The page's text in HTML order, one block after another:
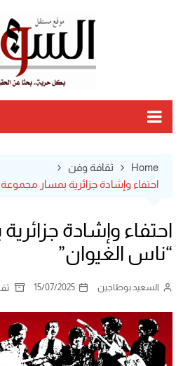
Home
ثقافة وفن
احتفاء وإشادة جزائرية بمسار
احتفاء وإشادة
“ناس الغيوان”
السعيد بوطاجين 15/07/2025